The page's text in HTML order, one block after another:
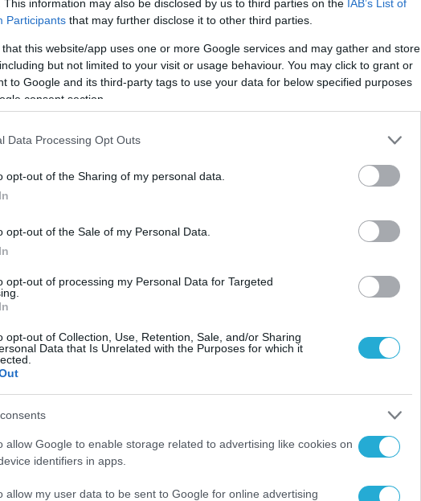
This information may also be disclosed by us to third parties on the IAB’s List of
Participants that may further disclose it to other third parties.
that this website/app uses one or more Google services and may gather and store
but not limited to your visit or usage behaviour. You may click to grant or
to Google and its third-party tags to use your data for below specified purposes
consent section.
Data Processing Opt Outs
opt-out of the Sharing of my personal data.
opt-out of the Sale of my Personal Data.
opt-out of processing my Personal Data for Targeted
opt-out of Collection, Use, Retention, Sale, and/or Sharing
Data that Is Unrelated with the Purposes for which it
allow Google to enable storage related to advertising like cookies on
identifiers in apps.
allow my user data to be sent to Google for online advertising
defencenet.gr
ΑΡΘΡΟ